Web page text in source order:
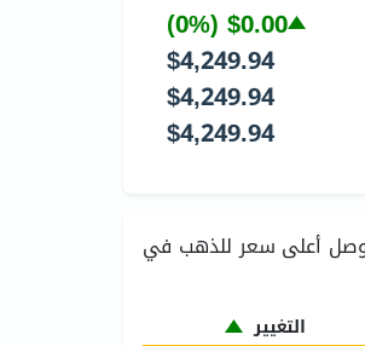
$0.00
(0%)
$4,249.94
$4,249.94
$4,249.94
أعلى سعر للذهب في
التغيير